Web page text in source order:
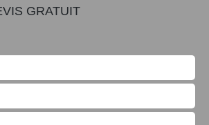
GRATUIT